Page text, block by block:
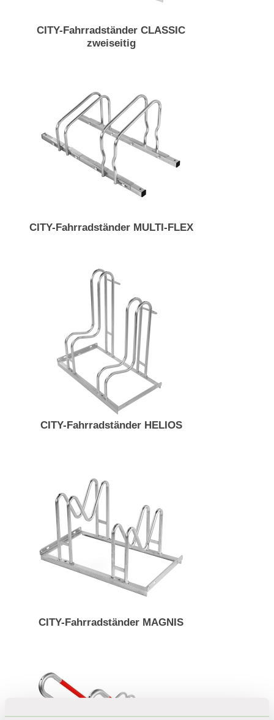
CITY-Fahrradständer CLASSIC
zweiseitig
CITY-Fahrradständer MULTI-FLEX
CITY-Fahrradständer HELIOS
CITY-Fahrradständer MAGNIS